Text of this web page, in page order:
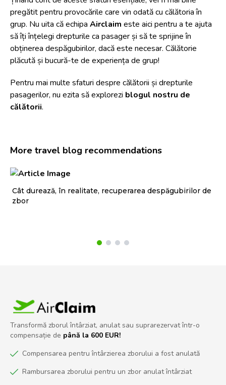
pregătit pentru provocările care vin odată cu călătoria în
grup. Nu uita că echipa Airclaim este aici pentru a te ajuta
să îți înțelegi drepturile ca pasager și să te sprijine în
obținerea despăgubirilor, dacă este necesar. Călătorie
plăcută și bucură-te de experiența de grup!
Pentru mai multe sfaturi despre călătorii și drepturile
pasagerilor, nu ezita să explorezi blogul nostru de
călătorii.
More travel blog recommendations
Cât durează, în realitate, recuperarea despăgubirilor de
zbor
Transformă zborul întârziat, anulat sau suprarezervat într-o
compensație de până la 600 EUR!
Compensarea pentru întârzierea zborului a fost anulată
Rambursarea zborului pentru un zbor anulat întârziat